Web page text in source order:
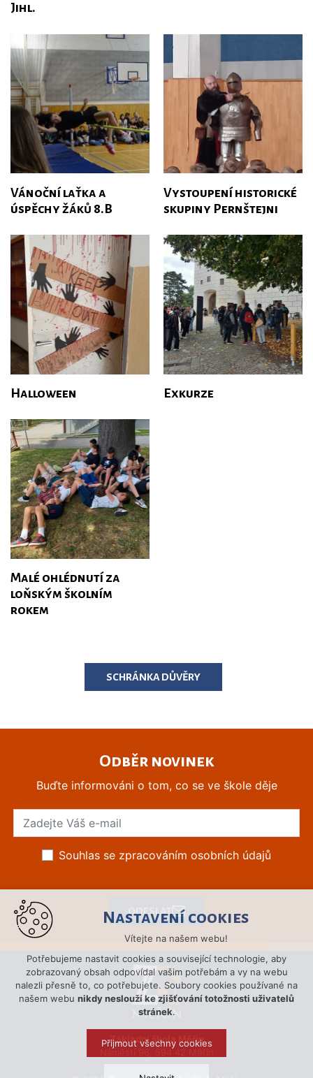
SCHRÁNKA DŮVĚRY
Jihl.
Vánoční laťka a
úspěchy žáků 8.B
Vystoupení historické
skupiny Pernštejni
Halloween Exkurze
Malé ohlédnutí za
loňským školním
rokem
Odběr novinek
Buďte informováni o tom, co se ve škole děje
Souhlas se zpracováním osobních údajů
Základní škola Měřín
Náměstí 96, 594 42 Měřín
Nastavení cookies
Vítejte na našem webu!
Potřebujeme nastavit cookies a související technologie, aby
zobrazovaný obsah odpovídal vašim potřebám a vy na webu
nalezli přesně to, co potřebujete. Soubory cookies používané na
našem webu nikdy neslouží ke zjišťování totožnosti uživatelů
stránek.
Přijmout všechny cookies